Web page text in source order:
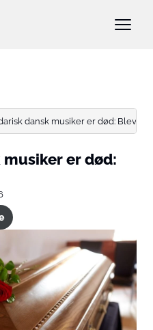
dansk musiker er død: Blev 84
er død: